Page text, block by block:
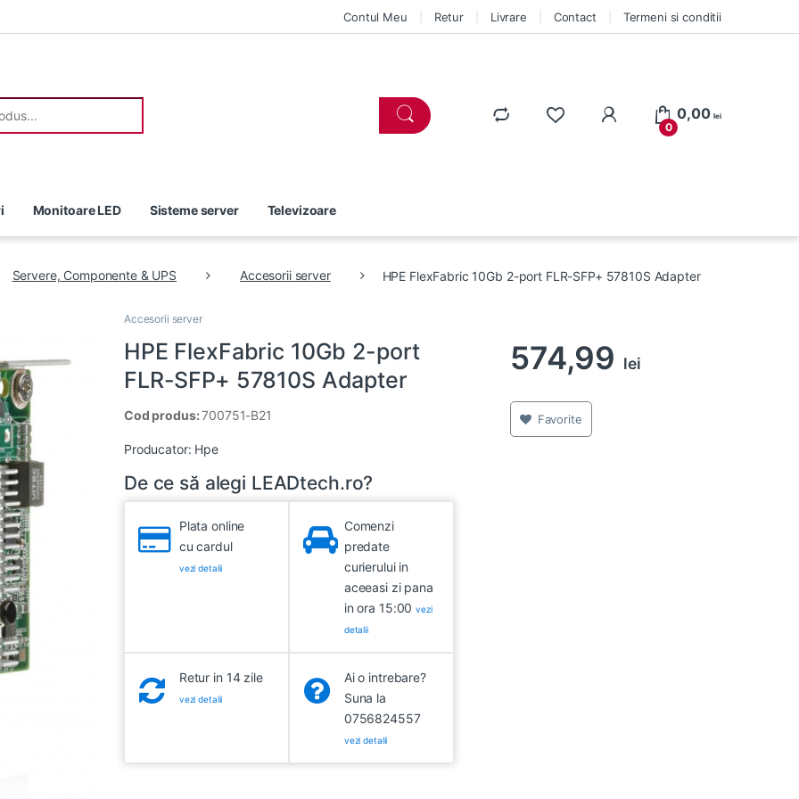
Contul Meu Retur Livrare Contact Termeni si conditii
0
0,00lei
Monitoare LED Sisteme server Televizoare
Servere, Componente & UPS Accesorii server HPE FlexFabric 10Gb 2-port FLR-SFP+ 57810S Adapter
Accesorii server
HPE FlexFabric 10Gb 2-port
FLR-SFP+ 57810S Adapter
Cod produs:700751-B21
Producator: Hpe
De ce să alegi LEADtech.ro?
Plata online
cu cardul
vezi detalii
Comenzi
predate
curierului in
aceeasi zi pana
in ora 15:00vezi
detalii
Retur in 14 zile
vezi detalii
Ai o intrebare?
Suna la
0756824557
vezi detalii
574,99 lei
Favorite